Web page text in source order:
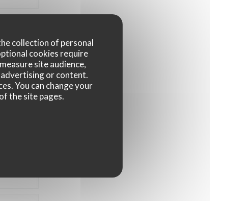
collection of personal
cookies require
site audience,
or content.
You can change your
the site pages.
4/5
Value:5/5
ravis